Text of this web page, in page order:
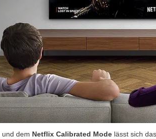
und dem Netflix Calibrated Mode lässt sich